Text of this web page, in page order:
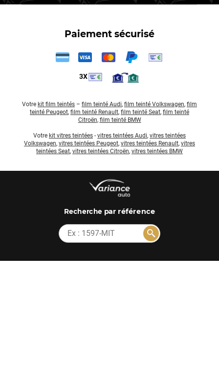
Paiement sécurisé
3X
Votre kit film teintés – film teinté Audi, film teinté Volkswagen, film
teinté Peugeot, film teinté Renault, film teinté Seat, film teinté
Citroën, film teinté BMW
Votre kit vitres teintées - vitres teintées Audi, vitres teintées
Volkswagen, vitres teintées Peugeot, vitres teintées Renault, vitres
teintées Seat, vitres teintées Citroën, vitres teintées BMW
Recherchepar référence